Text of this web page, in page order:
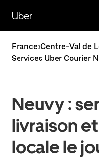
contenu
principal
Uber
France>Centre-Val de
Services Uber Courier
Neuvy :
livraison
locale le